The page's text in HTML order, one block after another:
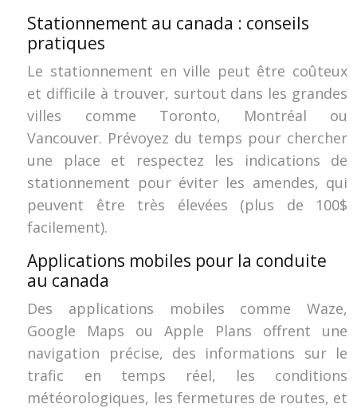
Stationnement au canada : conseils
pratiques
Le stationnement en ville peut être coûteux
et difficile à trouver, surtout dans les grandes
villes comme Toronto, Montréal ou
Vancouver. Prévoyez du temps pour chercher
une place et respectez les indications de
stationnement pour éviter les amendes, qui
peuvent être très élevées (plus de 100$
facilement).
Applications mobiles pour la conduite
au canada
Des applications mobiles comme Waze,
Google Maps ou Apple Plans offrent une
navigation précise, des informations sur le
trafic en temps réel, les conditions
météorologiques, les fermetures de routes, et